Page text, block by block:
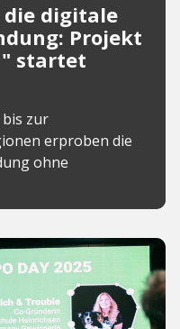
digitale
Projekt
startet
zur
erproben die
ohne